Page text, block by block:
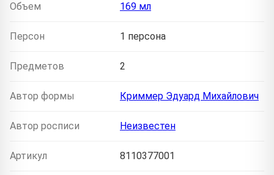
Объем 169 мл
Персон 1 персона
Предметов 2
Автор формы Криммер Эдуард Михайлович
Автор росписи Неизвестен
Артикул 8110377001